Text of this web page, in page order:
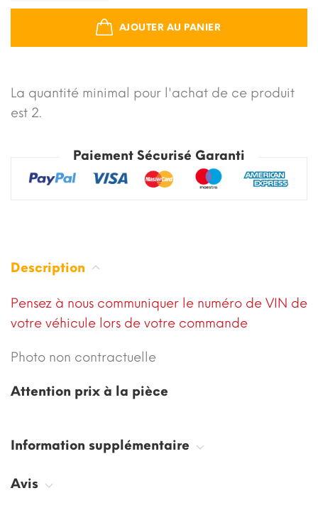
AJOUTER AU PANIER
La quantité minimal pour l'achat de ce produit
est 2.
Paiement Sécurisé Garanti
Description
Pensez à nous communiquer le numéro de VIN de
votre véhicule lors de votre commande
Photo non contractuelle
Attention prix à la pièce
Information supplémentaire
Avis